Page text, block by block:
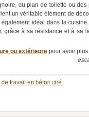
du plan de toilette ou des
un véritable élément de
idéal dans la
à sa résistance et à sa
ou extérieure pour avoir
de travail en béton ciré